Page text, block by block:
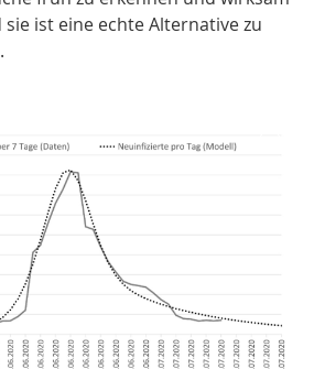
ist eine echte Alternative zu